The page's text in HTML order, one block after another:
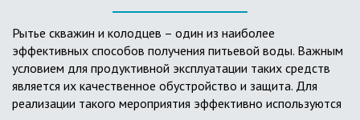
Рытье скважин и колодцев – один из наиболее
эффективных способов получения питьевой воды. Важным
условием для продуктивной эксплуатации таких средств
является их качественное обустройство и защита. Для
реализации такого мероприятия эффективно используются